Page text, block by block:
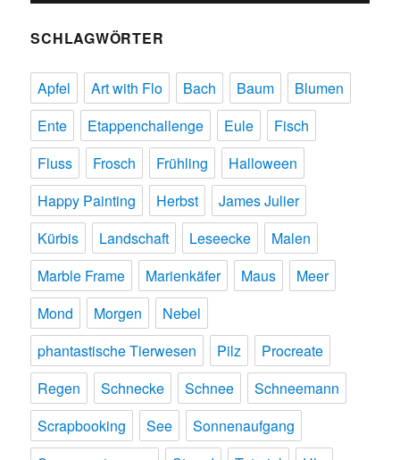
SCHLAGWÖRTER
Apfel Art with Flo Bach Baum
Blumen
Ente
Etappenchallenge Eule
Fisch
Fluss
Frosch Frühling
Halloween
Happy Painting
Herbst
James Julier
Kürbis
Landschaft Leseecke
Malen
Marble Frame
Marienkäfer Maus
Meer
Mond
Morgen
Nebel
phantastische Tierwesen
Pilz
Procreate
Regen
Schnecke Schnee
Schneemann
Scrapbooking
See
Sonnenaufgang